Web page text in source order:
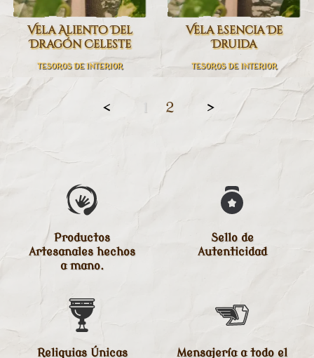
Vela Aliento Del
Dragón Celeste
TESOROS DE INTERIOR
Vela Esencia De
Druida
TESOROS DE INTERIOR
< 2 >
Productos
Artesanales hechos
a mano.
Sello de
Autenticidad
Reliquias Únicas
Mensajería a todo el